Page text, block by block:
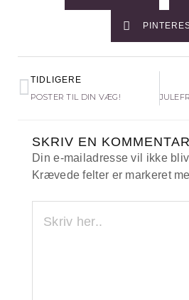
Tidligere
TIDLIGERE
POSTER TIL DIN VÆG!
SKRIV EN KOMMENTAR
Din e-mailadresse vil ikke
Krævede felter er markeret
HER..